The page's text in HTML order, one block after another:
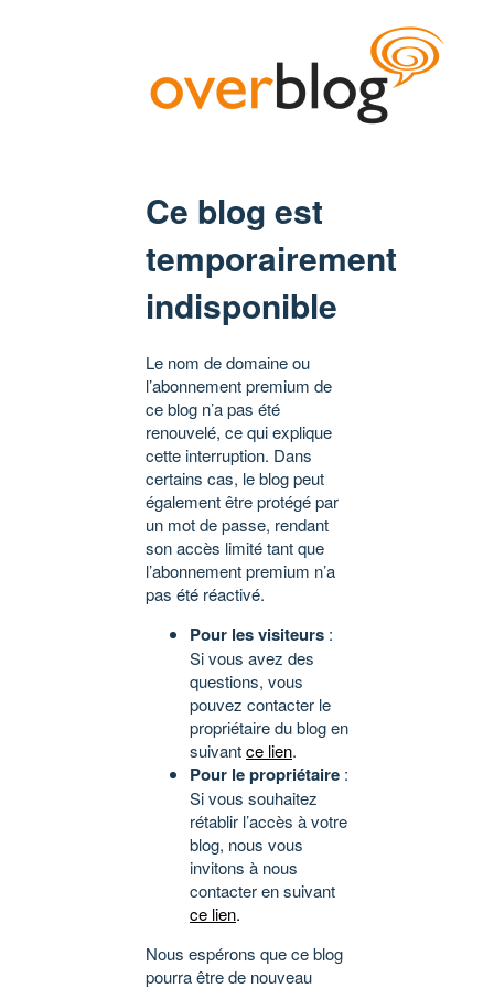
Ce blog est
temporairement
indisponible
Le nom de domaine ou
l’abonnement premium de
ce blog n’a pas été
renouvelé, ce qui explique
cette interruption. Dans
certains cas, le blog peut
également être protégé par
un mot de passe, rendant
son accès limité tant que
l’abonnement premium n’a
pas été réactivé.
Pour les visiteurs :
Si vous avez des
questions, vous
pouvez contacter le
propriétaire du blog en
suivantce lien.
Pour le propriétaire :
Si vous souhaitez
rétablir l’accès à votre
blog, nous vous
invitons à nous
contacter en suivant
ce lien.
Nous espérons que ce blog
pourra être de nouveau